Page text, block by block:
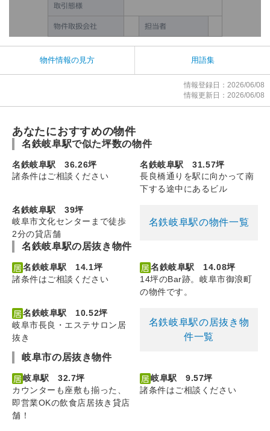
物件情報の見方 用語集
情報登録日：2026/06/08
情報更新日：2026/06/08
あなたにおすすめの物件
名鉄岐阜駅で似た坪数の物件
名鉄岐阜駅 36.26坪
諸条件はご相談ください
名鉄岐阜駅 31.57坪
長良橋通りを駅に向かって南
下する途中にあるビル
名鉄岐阜駅 39坪
岐阜市文化センターまで徒歩
2分の貸店舗
名鉄岐阜駅の物件一覧
名鉄岐阜駅の居抜き物件
名鉄岐阜駅 14.1坪
諸条件はご相談ください
名鉄岐阜駅 14.08坪
14坪のBar跡。岐阜市御浪町
の物件です。
名鉄岐阜駅 10.52坪
岐阜市長良・エステサロン居
抜き
名鉄岐阜駅の居抜き物
件一覧
岐阜市の居抜き物件
岐阜駅 32.7坪
カウンターも座敷も揃った、
即営業OKの飲食店居抜き貸店
舗！
岐阜駅 9.57坪
諸条件はご相談ください